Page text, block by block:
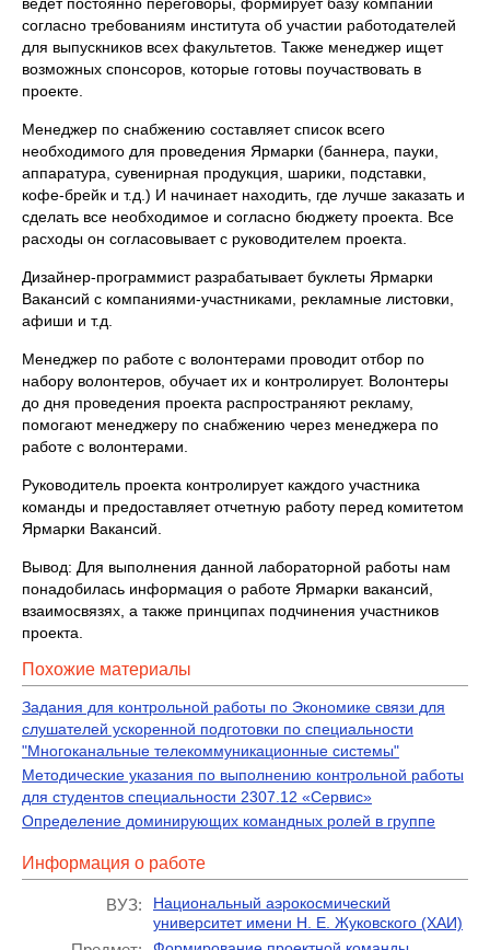
согласно требованиям института об участии работодателей
для выпускников всех факультетов. Также менеджер ищет
возможных спонсоров, которые готовы поучаствовать в
проекте.
Менеджер по снабжению составляет список всего
необходимого для проведения Ярмарки (баннера, пауки,
аппаратура, сувенирная продукция, шарики, подставки,
кофе-брейк и т.д.) И начинает находить, где лучше заказать и
сделать все необходимое и согласно бюджету проекта. Все
расходы он согласовывает с руководителем проекта.
Дизайнер-программист разрабатывает буклеты Ярмарки
Вакансий с компаниями-участниками, рекламные листовки,
афиши и т.д.
Менеджер по работе с волонтерами проводит отбор по
набору волонтеров, обучает их и контролирует. Волонтеры
до дня проведения проекта распространяют рекламу,
помогают менеджеру по снабжению через менеджера по
работе с волонтерами.
Руководитель проекта контролирует каждого участника
команды и предоставляет отчетную работу перед комитетом
Ярмарки Вакансий.
Вывод: Для выполнения данной лабораторной работы нам
понадобилась информация о работе Ярмарки вакансий,
взаимосвязях, а также принципах подчинения участников
проекта.
Похожие материалы
Задания для контрольной работы по Экономике связи для
слушателей ускоренной подготовки по специальности
"Многоканальные телекоммуникационные системы"
Методические указания по выполнению контрольной работы
для студентов специальности 2307.12 «Сервис»
Определение доминирующих командных ролей в группе
Информация о работе
ВУЗ:
Национальный аэрокосмический
университет имени Н. Е. Жуковского (ХАИ)